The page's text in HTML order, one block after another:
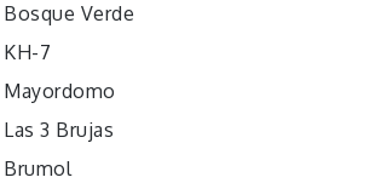
Verde
7
3 Brujas